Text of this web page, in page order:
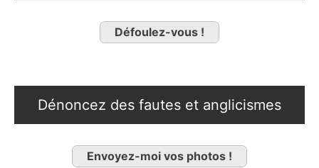
Défoulez-vous !
Dénoncez des fautes et anglicismes
Envoyez-moi vos photos !